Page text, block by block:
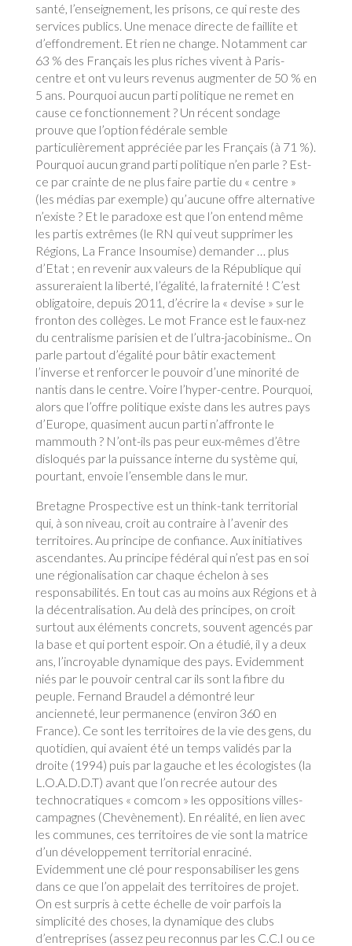
santé, l’enseignement, les prisons, ce qui reste des
services publics. Une menace directe de faillite et
d’effondrement. Et rien ne change. Notamment car
63 % des Français les plus riches vivent à Paris-
centre et ont vu leurs revenus augmenter de 50 % en
5 ans. Pourquoi aucun parti politique ne remet en
cause ce fonctionnement ? Un récent sondage
prouve que l’option fédérale semble
particulièrement appréciée par les Français (à 71 %).
Pourquoi aucun grand parti politique n’en parle ? Est-
ce par crainte de ne plus faire partie du « centre »
(les médias par exemple) qu’aucune offre alternative
n’existe ? Et le paradoxe est que l’on entend même
les partis extrêmes (le RN qui veut supprimer les
Régions, La France Insoumise) demander … plus
d’Etat ; en revenir aux valeurs de la République qui
assureraient la liberté, l’égalité, la fraternité ! C’est
obligatoire, depuis 2011, d’écrire la « devise » sur le
fronton des collèges. Le mot France est le faux-nez
du centralisme parisien et de l’ultra-jacobinisme.. On
parle partout d’égalité pour bâtir exactement
l’inverse et renforcer le pouvoir d’une minorité de
nantis dans le centre. Voire l’hyper-centre. Pourquoi,
alors que l’offre politique existe dans les autres pays
d’Europe, quasiment aucun parti n’affronte le
mammouth ? N’ont-ils pas peur eux-mêmes d’être
disloqués par la puissance interne du système qui,
pourtant, envoie l’ensemble dans le mur.
Bretagne Prospective est un think-tank territorial
qui, à son niveau, croit au contraire à l’avenir des
territoires. Au principe de confiance. Aux initiatives
ascendantes. Au principe fédéral qui n’est pas en soi
une régionalisation car chaque échelon à ses
responsabilités. En tout cas au moins aux Régions et à
la décentralisation. Au delà des principes, on croit
surtout aux éléments concrets, souvent agencés par
la base et qui portent espoir. On a étudié, il y a deux
ans, l’incroyable dynamique des pays. Evidemment
niés par le pouvoir central car ils sont la fibre du
peuple. Fernand Braudel a démontré leur
ancienneté, leur permanence (environ 360 en
France). Ce sont les territoires de la vie des gens, du
quotidien, qui avaient été un temps validés par la
droite (1994) puis par la gauche et les écologistes (la
L.O.A.D.D.T) avant que l’on recrée autour des
technocratiques « comcom » les oppositions villes-
campagnes (Chevènement). En réalité, en lien avec
les communes, ces territoires de vie sont la matrice
d’un développement territorial enraciné.
Evidemment une clé pour responsabiliser les gens
dans ce que l’on appelait des territoires de projet.
On est surpris à cette échelle de voir parfois la
simplicité des choses, la dynamique des clubs
d’entreprises (assez peu reconnus par les C.C.I ou ce